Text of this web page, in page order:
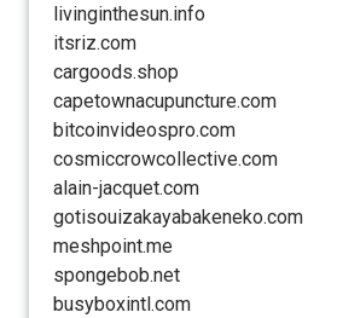
livinginthesun.info
itsriz.com
cargoods.shop
capetownacupuncture.com
bitcoinvideospro.com
cosmiccrowcollective.com
alain-jacquet.com
gotisouizakayabakeneko.com
meshpoint.me
spongebob.net
busyboxintl.com